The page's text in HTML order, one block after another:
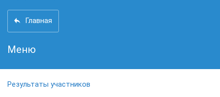
Главная
Меню
Результаты участников